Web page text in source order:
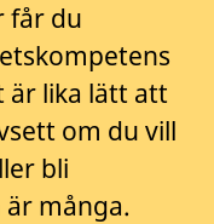
får du
är lika lätt att
om du vill
bli
många.